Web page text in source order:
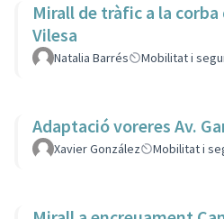
Mirall de tràfic a la corba
Vilesa
Natalia Barrés Mobilitat i
Adaptació voreres Av.
Xavier González Mobilitat i